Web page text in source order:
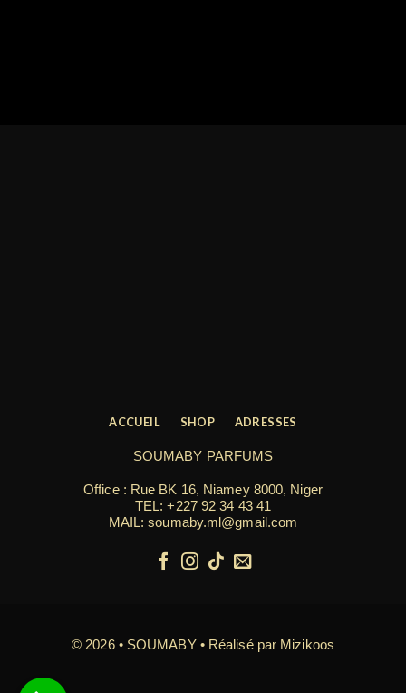
SOUMABY PARFUMS
Office : Rue BK 16, Niamey 8000, Niger
TEL:+227 92 34 43 41
MAIL: soumaby.ml@gmail.com
ACCUEIL SHOP ADRESSES
© 2026 • SOUMABY • Réalisé par Mizikoos